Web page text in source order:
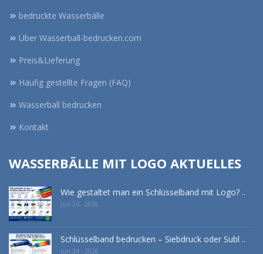
bedruckte Wasserbälle
Über Wasserball-bedrucken.com
Preis&Lieferung
Häufig gestellte Fragen (FAQ)
Wasserball bedrucken
Kontakt
WASSERBÄLLE MIT LOGO AKTUELLES
Wie gestaltet man ein Schlüsselband mit Logo? ..
Jun 24 - 2026
Schlüsselband bedrucken – Siebdruck oder Subl ..
Jun 24 - 2026